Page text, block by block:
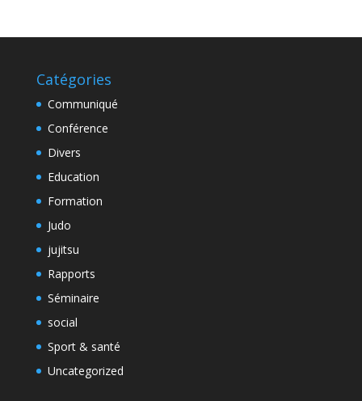
Catégories
Communiqué
Conférence
Divers
Education
Formation
Judo
jujitsu
Rapports
Séminaire
social
Sport & santé
Uncategorized